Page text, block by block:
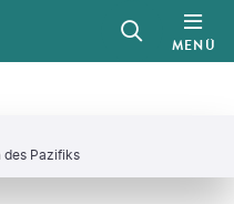
MENÜ
des Pazifiks